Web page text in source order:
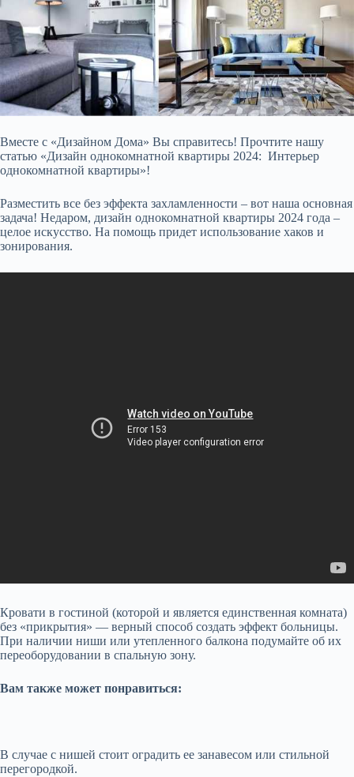
Вместе с «Дизайном Дома» Вы справитесь! Прочтите нашу
статью «Дизайн однокомнатной квартиры 2024: Интерьер
однокомнатной квартиры»!
Разместить все без эффекта захламленности – вот наша основная
задача! Недаром, дизайн однокомнатной квартиры 2024 года –
целое искусство. На помощь придет использование хаков и
зонирования.
Кровати в гостиной (которой и является единственная комната)
без «прикрытия» — верный способ создать эффект больницы.
При наличии ниши или утепленного балкона подумайте об их
переоборудовании в спальную зону.
Вам также может понравиться:
В случае с нишей стоит оградить ее занавесом или стильной
перегородкой.